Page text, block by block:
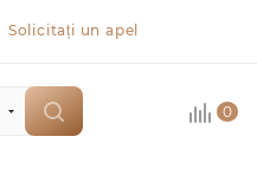
Solicitați un apel
0